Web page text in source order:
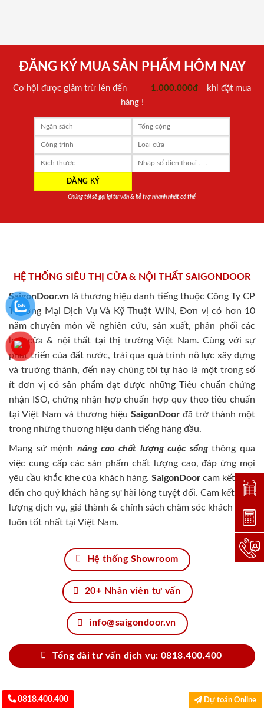
ĐĂNG KÝ MUA SẢN PHẨM HÔM NAY
Cơ hội được giảm trừ lên đến 1.000.000đ
khi đặt mua
hàng !
Chúng tôi sẽ gọi lại tư vấn & hỗ trợ nhanh nhất có thể
HỆ THỐNG SIÊU THỊ CỬA & NỘI THẤT SAIGONDOOR
SaigonDoor.vn là thương hiệu danh tiếng thuộc Công Ty CP
Thương Mại Dịch Vụ Và Kỹ Thuật WIN, Đơn vị có hơn 10
năm chuyên môn về nghiên cứu, sản xuất, phân phối các
loại cửa & nội thất tại thị trường Việt Nam. Cùng với sự
phát triển của đất nước, trải qua quá trình nỗ lực xây dựng
và trưởng thành, đến nay chúng tôi tự hào là một trong số
ít đơn vị có sản phẩm đạt được những Tiêu chuẩn chứng
nhận ISO, chứng nhận hợp chuẩn hợp quy theo tiêu chuẩn
tại Việt Nam và thương hiệu SaigonDoor đã trở thành một
trong những thương hiệu danh tiếng hàng đầu.
Mang sứ mệnh nâng cao chất lượng cuộc sốngthông qua
việc cung cấp các sản phẩm chất lượng cao, đáp ứng mọi
yêu cầu khắc khe của khách hàng. SaigonDoorcam kết đem
đến cho quý khách hàng sự hài lòng tuyệt đối. Cam kết chất
lượng dịch vụ, giá thành & chính sách chăm sóc khách hàng
luôn tốt nhất tại Việt Nam.
Hệ thống Showroom
20+ Nhân viên tư vấn
info@saigondoor.vn
Tổng đài tư vấn dịch vụ: 0818.400.400
0818.400.400 Dự toán Online
Đặt
Dự